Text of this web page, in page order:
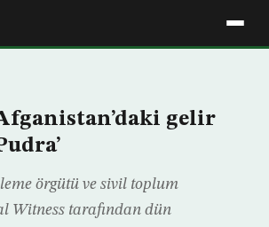
Afganistan’daki gelir
örgütü ve sivil toplum
Witness tarafından dün